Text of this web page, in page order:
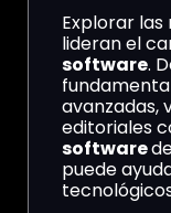
Explorar
lideran el
software.
avanzadas,
editoriales
software
puede